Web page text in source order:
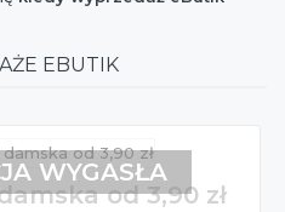
Chcesz mieć wiadomość
do akcji Weekend Zniżek,
czasie będzie
się kiedy jest
z tej okazji?
EBUTIK
od 3,90 zł
WYGASŁA